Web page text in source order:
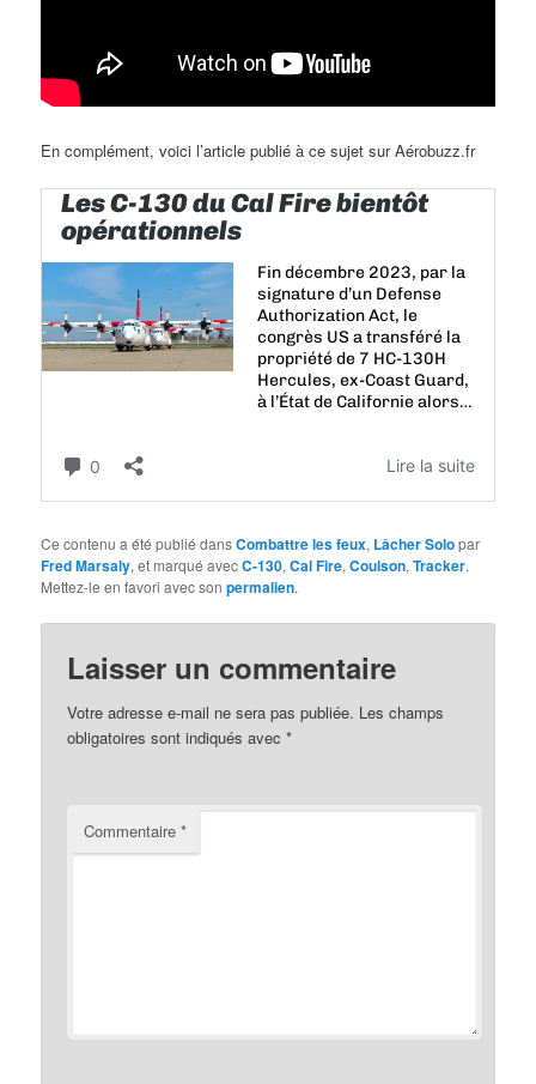
En complément, voici l’article publié à ce sujet sur Aérobuzz.fr
Ce contenu a été publié dansCombattre les feux, Lâcher Solopar
Fred Marsaly, et marqué avecC-130,Cal Fire,Coulson,Tracker.
Mettez-le en favori avec sonpermalien.
Laisser un commentaire
Votre adresse e-mail ne sera pas publiée. Les champs
obligatoires sont indiqués avec*
Commentaire*